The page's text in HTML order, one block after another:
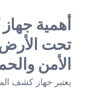
أهمية
تحت
الأمن
يعتبر جهاز كشف